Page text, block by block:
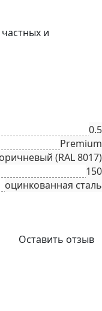
и
0.5
Premium
(RAL 8017)
150
оцинкованная сталь
Оставить отзыв